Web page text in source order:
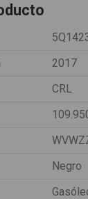
2017
CRL
Negro